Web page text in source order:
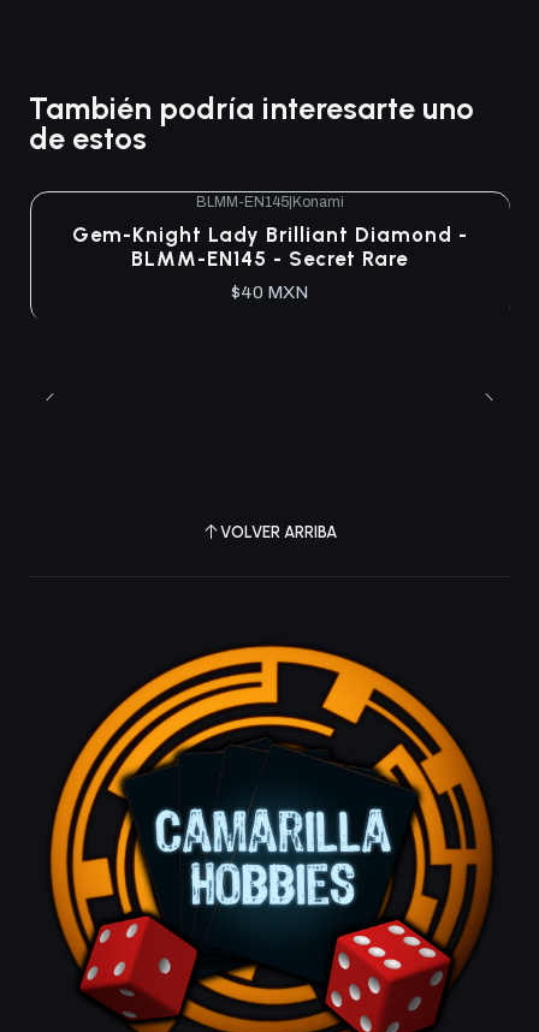
También podría interesarte uno
de estos
BLMM-EN145|Konami
Gem-Knight Lady Brilliant Diamond -
BLMM-EN145 - Secret Rare
$40 MXN
VOLVER ARRIBA